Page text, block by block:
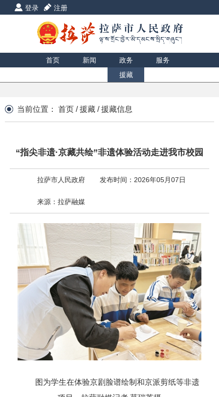
登录 注册
首页 新闻 政务
服务
援藏
当前位置： 首页 /援藏 /援藏信息
“指尖非遗·京藏共绘”非遗体验活动走进我市校园
拉萨市人民政府 发布时间：2026年05月07日
来源：拉萨融媒
图为学生在体验京剧脸谱绘制和京派剪纸等非遗